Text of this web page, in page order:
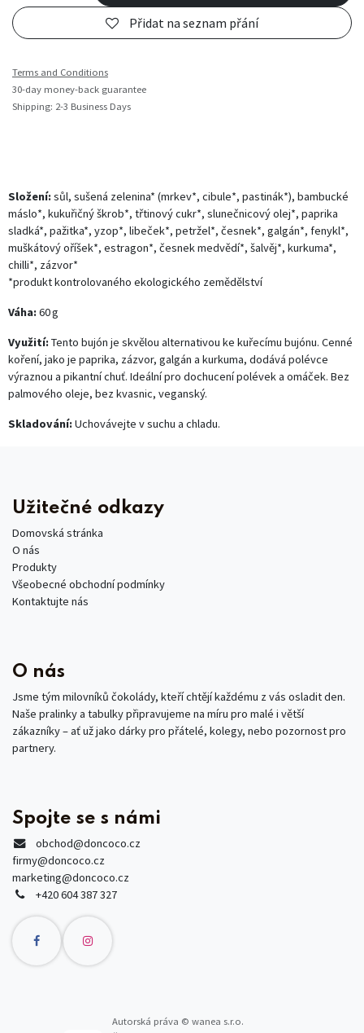
Přidat na seznam přání
Terms and Conditions
30-day money-back guarantee
Shipping: 2-3 Business Days
Složení:sůl, sušená zelenina* (mrkev*, cibule*, pastinák*), bambucké
máslo*, kukuřičný škrob*, třtinový cukr*, slunečnicový olej*, paprika
sladká*, pažitka*, yzop*, libeček*, petržel*, česnek*, galgán*, fenykl*,
muškátový oříšek*, estragon*, česnek medvědí*, šalvěj*, kurkuma*,
chilli*, zázvor*
*produkt kontrolovaného ekologického zemědělství
Váha:60 g
Využití:Tento bujón je skvělou alternativou ke kuřecímu bujónu. Cenné
koření, jako je paprika, zázvor, galgán a kurkuma, dodává polévce
výraznou a pikantní chuť. Ideální pro dochucení polévek a omáček. Bez
palmového oleje, bez kvasnic, veganský.
Skladování:Uchovávejte v suchu a chladu.
Užitečné odkazy
Domovská stránka
O nás
Produkty
Všeobecné obchodní podmínky
Kontaktujte nás
O nás
Jsme tým milovníků čokolády, kteří chtějí každému z vás osladit den.
Naše pralinky a tabulky připravujeme na míru pro malé i větší
zákazníky – ať už jako dárky pro přátelé, kolegy, nebo pozornost pro
partnery.
Spojte se s námi
obchod@doncoco.cz
firmy@doncoco.cz
marketing@doncoco.cz
+420 604 387 327
Autorská práva © wanea s.r.o.